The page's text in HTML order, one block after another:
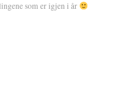
som er igjen i år